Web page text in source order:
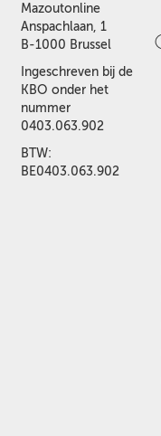
Mazoutonline
Anspachlaan, 1
B-1000 Brussel
Ingeschreven bij de
KBO onder het
nummer
0403.063.902
BTW:
BE0403.063.902